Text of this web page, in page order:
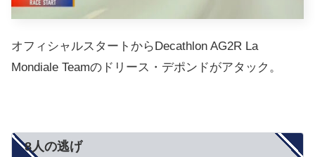
オフィシャルスタートからDecathlon AG2R La
Mondiale Teamのドリース・デポンドがアタック。
8人の逃げ